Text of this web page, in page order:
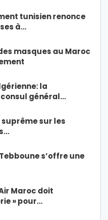
tunisien renonce
à…
masques au Maroc
la
général…
suprême sur les
s’offre une
Maroc doit
» pour…